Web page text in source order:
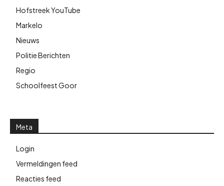
Hofstreek YouTube
Markelo
Nieuws
Politie Berichten
Regio
Schoolfeest Goor
Meta
Login
Vermeldingen feed
Reacties feed